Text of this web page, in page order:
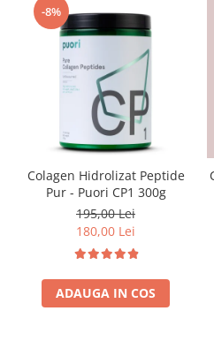
-8%
Colagen Hidrolizat Peptide
Pur - Puori CP1 300g
195,00 Lei
180,00 Lei
ADAUGA IN COS